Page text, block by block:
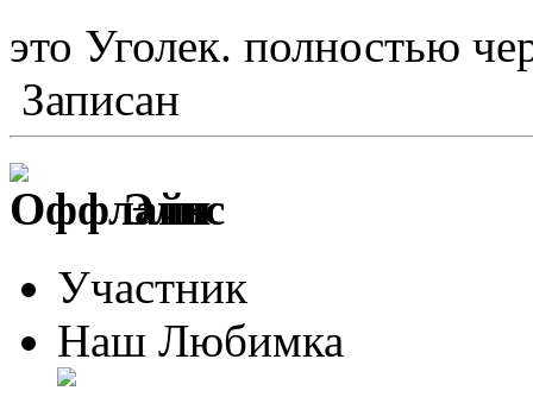
это Уголек. полностью
Записан
Элис
Участник
Наш Любимка